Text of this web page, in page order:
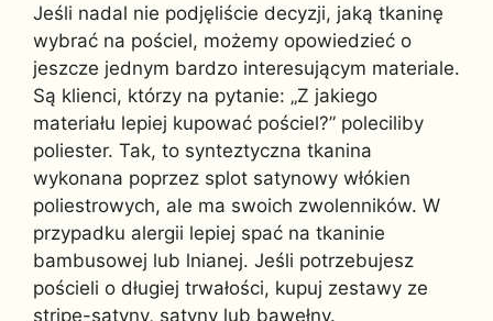
Jeśli nadal nie podjęliście decyzji, jaką tkaninę
wybrać na pościel, możemy opowiedzieć o
jeszcze jednym bardzo interesującym materiale.
Są klienci, którzy na pytanie: „Z jakiego
materiału lepiej kupować pościel?” poleciliby
poliester. Tak, to synteztyczna tkanina
wykonana poprzez splot satynowy włókien
poliestrowych, ale ma swoich zwolenników. W
przypadku alergii lepiej spać na tkaninie
bambusowej lub lnianej. Jeśli potrzebujesz
pościeli o długiej trwałości, kupuj zestawy ze
stripe-satyny, satyny lub bawełny.